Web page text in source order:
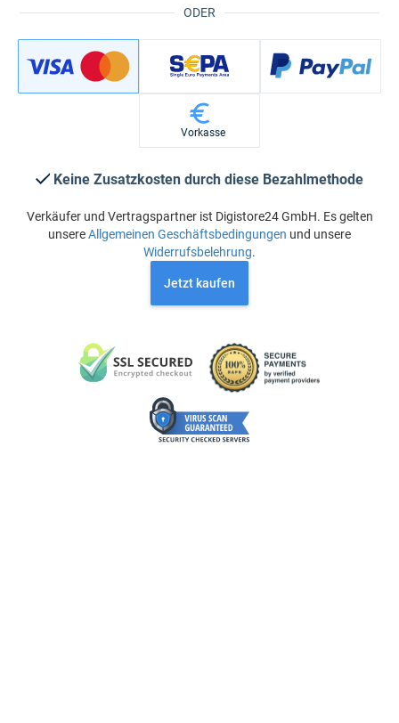
ODER
Vorkasse
Keine Zusatzkosten durch diese Bezahlmethode
Verkäufer und Vertragspartner ist Digistore24 GmbH. Es gelten
unsereAllgemeinen Geschäftsbedingungen und unsere
Widerrufsbelehrung.
Jetzt kaufen